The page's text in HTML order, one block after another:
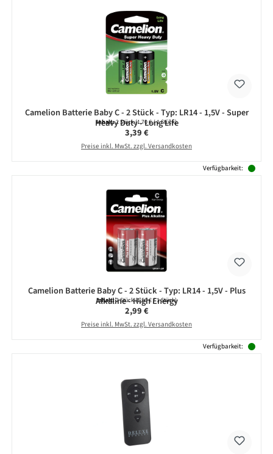
Camelion Batterie Baby C - 2 Stück - Typ: LR14 - 1,5V - Super
Heavy Duty - Long Life
Inhalt:2 Stück(1,70 € / 1 Stück)
Regulärer Preis:
3,39 €
Preise inkl. MwSt. zzgl. Versandkosten
Verfügbarkeit:
Camelion Batterie Baby C - 2 Stück - Typ: LR14 - 1,5V - Plus
Alkaline - High Energy
Inhalt:2 Stück(1,50 € / 1 Stück)
Regulärer Preis:
2,99 €
Preise inkl. MwSt. zzgl. Versandkosten
Verfügbarkeit: